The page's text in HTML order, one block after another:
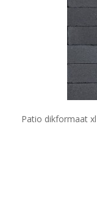
Patio dikformaat